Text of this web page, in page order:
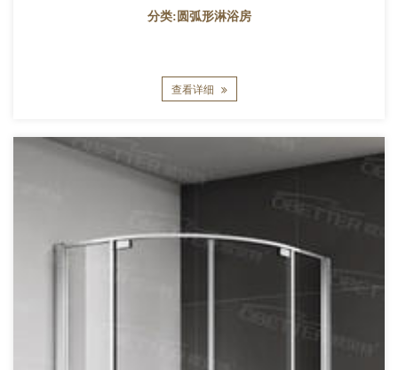
分类:圆弧形淋浴房
查看详细